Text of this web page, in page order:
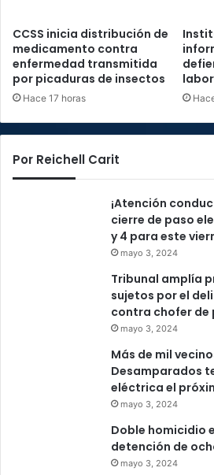
CCSS inicia distribución de
medicamento contra
enfermedad transmitida
por picaduras de insectos
Hace 17 horas
Por Reichell Carit
¡Atención
cierre de paso
y 4 para este
mayo 3, 2024
Tribunal amplía
sujetos por el
contra chofer
mayo 3, 2024
Más de mil
Desamparados
eléctrica el
mayo 3, 2024
Doble homicidio
detención de
mayo 3, 2024